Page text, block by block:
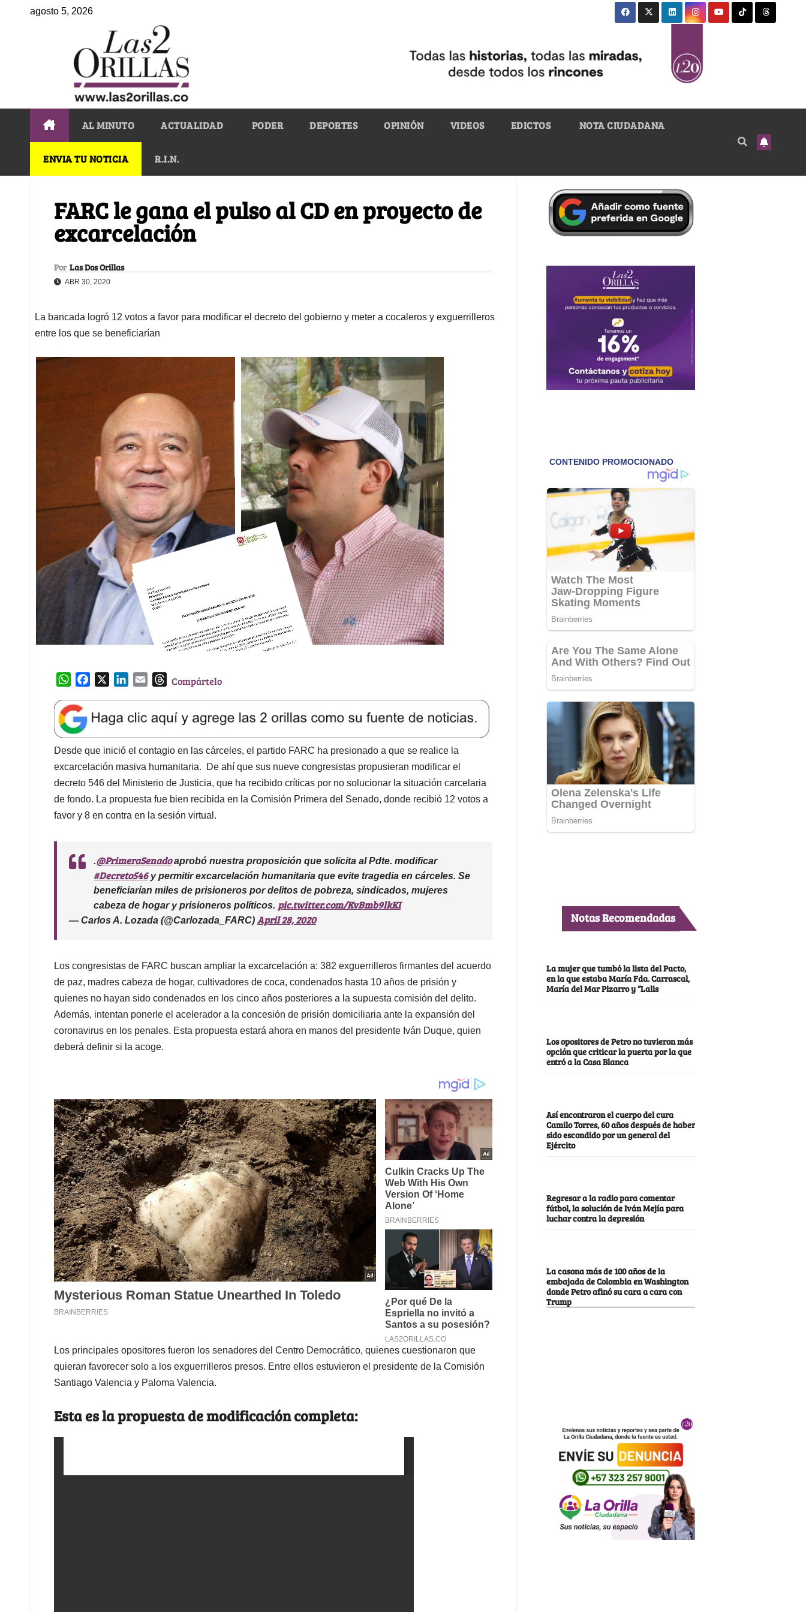
agosto 5, 2026
AL MINUTO ACTUALIDAD PODER DEPORTES OPINIÓN VIDEOS EDICTOS NOTA CIUDADANA
ENVIA TU NOTICIA R.I.N.
FARC le gana el pulso al CD en proyecto de
excarcelación
Por Las Dos Orillas
ABR 30, 2020
La bancada logró 12 votos a favor para modificar el decreto del gobierno y meter a cocaleros y exguerrilleros
entre los que se beneficiarían
W
a
t
s
A
p
p
e
b
o
o
k
k
e
d
I
n
l
T
e
a
d
s
Compártelo
Desde que inició el contagio en las cárceles, el partido FARC ha presionado a que se realice la
excarcelación masiva humanitaria. De ahí que sus nueve congresistas propusieran modificar el
decreto 546 del Ministerio de Justicia, que ha recibido críticas por no solucionar la situación carcelaria
de fondo. La propuesta fue bien recibida en la Comisión Primera del Senado, donde recibió 12 votos a
favor y 8 en contra en la sesión virtual.
.@PrimeraSenadoaprobó nuestra proposición que solicita al Pdte. modificar
#Decreto546y permitir excarcelación humanitaria que evite tragedia en cárceles. Se
beneficiarían miles de prisioneros por delitos de pobreza, sindicados, mujeres
cabeza de hogar y prisioneros políticos. pic.twitter.com/KvBmb9lkKI
— Carlos A. Lozada (@Carlozada_FARC) April 28, 2020
Los congresistas de FARC buscan ampliar la excarcelación a: 382 exguerrilleros firmantes del acuerdo
de paz, madres cabeza de hogar, cultivadores de coca, condenados hasta 10 años de prisión y
quienes no hayan sido condenados en los cinco años posteriores a la supuesta comisión del delito.
Además, intentan ponerle el acelerador a la concesión de prisión domiciliaria ante la expansión del
coronavirus en los penales. Esta propuesta estará ahora en manos del presidente Iván Duque, quien
deberá definir si la acoge.
Los principales opositores fueron los senadores del Centro Democrático, quienes cuestionaron que
quieran favorecer solo a los exguerrilleros presos. Entre ellos estuvieron el presidente de la Comisión
Santiago Valencia y Paloma Valencia.
Esta es la propuesta de modificación completa:
Notas Recomendadas
La mujer que tumbó la lista del Pacto,
en la que estaba María Fda. Carrascal,
María del Mar Pizarro y “Lalis
Los opositores de Petro no tuvieron más
opción que criticar la puerta por la que
entró a la Casa Blanca
Así encontraron el cuerpo del cura
Camilo Torres, 60 años después de haber
sido escondido por un general del
Ejército
Regresar a la radio para comentar
fútbol, la solución de Iván Mejía para
luchar contra la depresión
La casona más de 100 años de la
embajada de Colombia en Washington
donde Petro afinó su cara a cara con
Trump